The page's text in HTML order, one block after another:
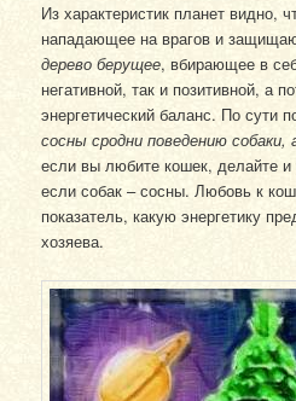
Из характеристик планет видно,
нападающее на врагов и
дерево берущее, вбирающее в
негативной, так и позитивной, а
энергетический баланс. По сути
сосны сродни поведению собаки,
если вы любите кошек, делайте
если собак – сосны. Любовь к
показатель, какую энергетику
хозяева.